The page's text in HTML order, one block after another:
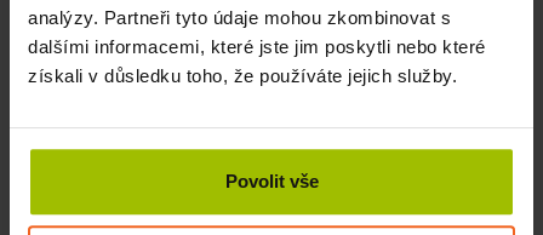
analýzy. Partneři tyto údaje mohou zkombinovat s
dalšími informacemi, které jste jim poskytli nebo které
získali v důsledku toho, že používáte jejich služby.
Povolit vše
Související články
Slyšeli jste už o SM systému? Přečtěte si
o této metodě něco víc. V našem článku
se dozvíte, co k tomuto cvičení budete